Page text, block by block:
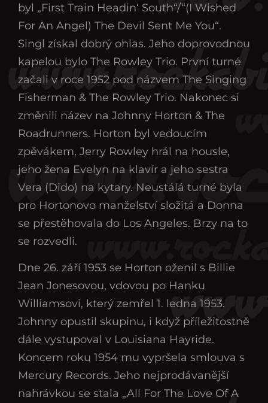
byl „First Train Headin‘ South“/“(I Wished
For An Angel) The Devil Sent Me You“.
Singl získal dobrý ohlas. Jeho doprovodnou
kapelou bylo The Rowley Trio. První turné
začali v roce 1952 pod názvem The Singing
Fisherman & The Rowley Trio. Nakonec si
změnili název na Johnny Horton & The
Roadrunners. Horton byl vedoucím
zpěvákem, Jerry Rowley hrál na housle,
jeho žena Evelyn na klavír a jeho sestra
Vera (Dido) na kytary. Neustálá turné byla
pro Hortonovo manželství složitá a Donna
se přestěhovala do Los Angeles. Brzy na to
se rozvedli.
Dne 26. září 1953 se Horton oženil s Billie
Jean Jonesovou, vdovou po Hanku
Williamsovi, který zemřel 1. ledna 1953.
Johnny opustil skupinu, i když příležitostně
dále vystupoval v Louisiana Hayride.
Koncem roku 1954 mu vypršela smlouva s
Mercury Records. Jeho nejprodávanější
nahrávkou se stala „All For The Love Of A